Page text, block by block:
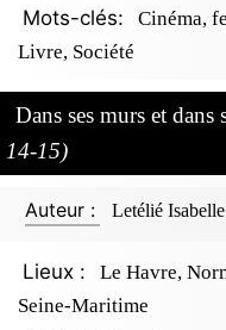
Mots-clés:
Cinéma,
Livre, Société
Dans ses murs et dans
14-15)
Auteur : Letélié Isabelle
Lieux :
Le Havre,
Seine-Maritime